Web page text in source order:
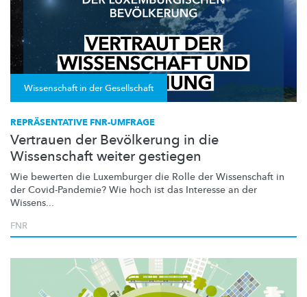
Wissenschaft in der Gesellschaft
REPRÄSENTATIVE FNR-UMFRAGE
Vertrauen der Bevölkerung in die
Wissenschaft weiter gestiegen
Wie bewerten die Luxemburger die Rolle der Wissenschaft in
der Covid-Pandemie? Wie hoch ist das Interesse an der
Wissens...
FNR